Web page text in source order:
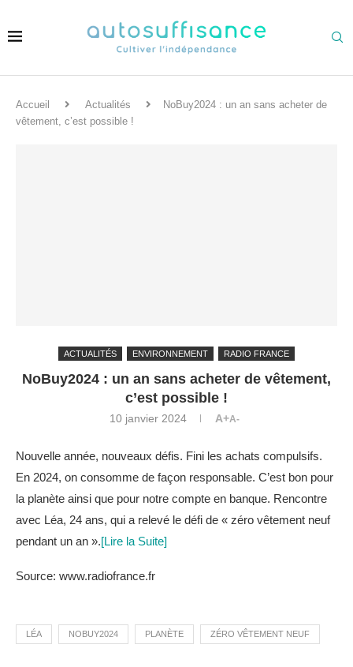
Accueil Actualités
NoBuy2024 : un an sans acheter de
vêtement, c’est possible !
ACTUALITÉS ENVIRONNEMENT RADIO FRANCE
NoBuy2024 : un an sans acheter de vêtement,
c’est possible !
10 janvier 2024 A+A-
Nouvelle année, nouveaux défis. Fini les achats compulsifs.
En 2024, on consomme de façon responsable. C’est bon pour
la planète ainsi que pour notre compte en banque. Rencontre
avec Léa, 24 ans, qui a relevé le défi de « zéro vêtement neuf
pendant un an ».[Lire la Suite]
Source: www.radiofrance.fr
LÉA NOBUY2024 PLANÈTE ZÉRO VÊTEMENT NEUF